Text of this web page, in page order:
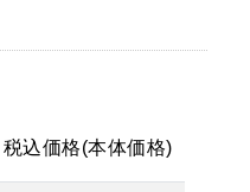
税込価格(本体価格)